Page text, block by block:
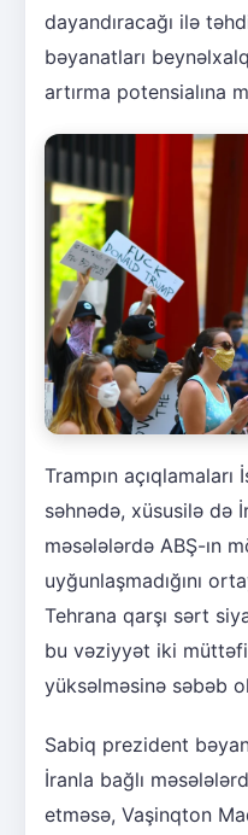
dayandıracağı ilə
bəyanatları
artırma potensialına
Trampın
səhnədə, xüsusilə də
məsələlərdə ABŞ-ın
uyğunlaşmadığını
Tehrana qarşı sərt
bu vəziyyət iki
yüksəlməsinə səbəb
Sabiq prezident
İranla bağlı
etməsə, Vaşinqton